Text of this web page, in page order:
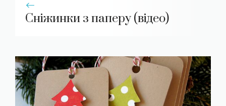
Сніжинки з паперу (відео)